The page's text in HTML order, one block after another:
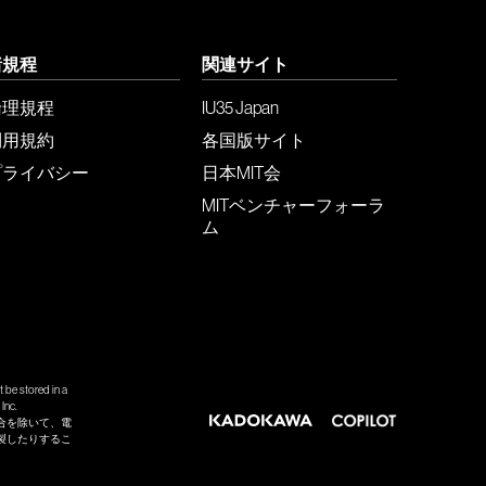
程
規程
規約
イバシー
関連サイト
IU35 Japan
各国版サイト
日本MIT会
MITベンチャーフォーラ
ム
be stored in a
を除いて、電
したりするこ